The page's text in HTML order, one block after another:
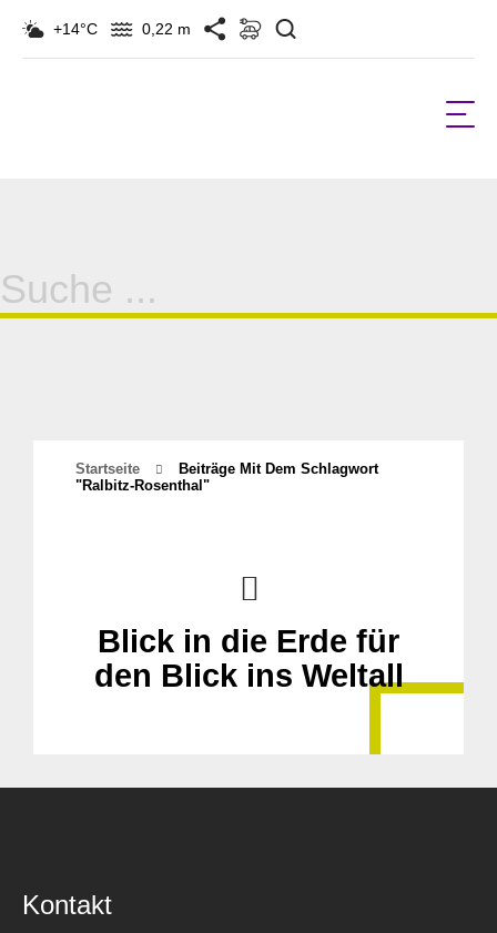
+14°C 0,22 m
Suche
für:
Startseite
Beiträge Mit Dem Schlagwort
"ralbitz-Rosenthal"
Blick in die Erde für
den Blick ins Weltall
Kontakt